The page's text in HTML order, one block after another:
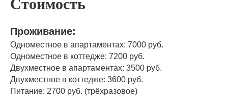
Стоимость
Проживание:
Одноместное в апартаментах: 7000 руб.
Одноместное в коттедже: 7200 руб.
Двухместное в апартаментах: 3500 руб.
Двухместное в коттедже: 3600 руб.
Питание: 2700 руб. (трёхразовое)